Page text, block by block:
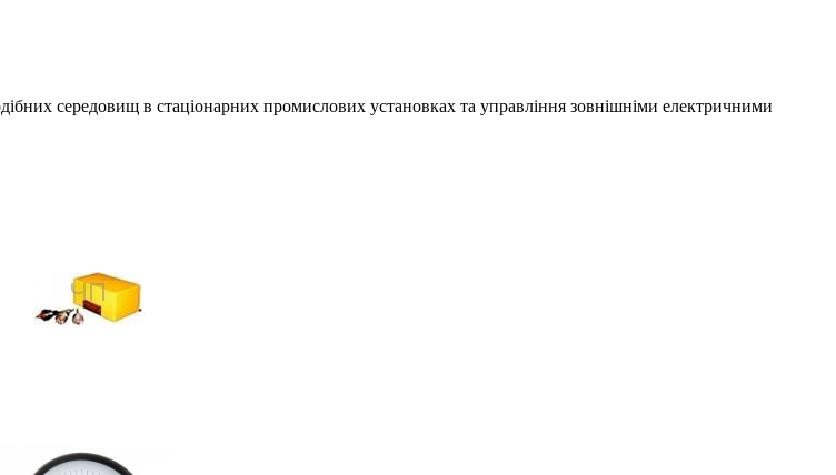
середовищ в стаціонарних промислових установках та управління зовнішніми електричними